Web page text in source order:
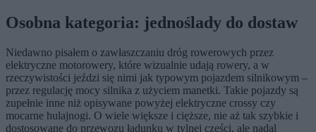
Osobna kategoria: jednoślady do dostaw
Niedawno pisałem o zawłaszczaniu dróg rowerowych przez
elektryczne motorowery, które wizualnie udają rowery, a w
rzeczywistości jeździ się nimi jak typowym pojazdem silnikowym –
przez regulację mocy silnika z użyciem manetki. Takie pojazdy są
zupełnie inne niż opisywane powyżej elektryczne crossy czy
mocarne hulajnogi. O wiele większe i cięższe, nie aż tak szybkie i
dostosowane do przewozu ładunku w tylnej części, ale nadal